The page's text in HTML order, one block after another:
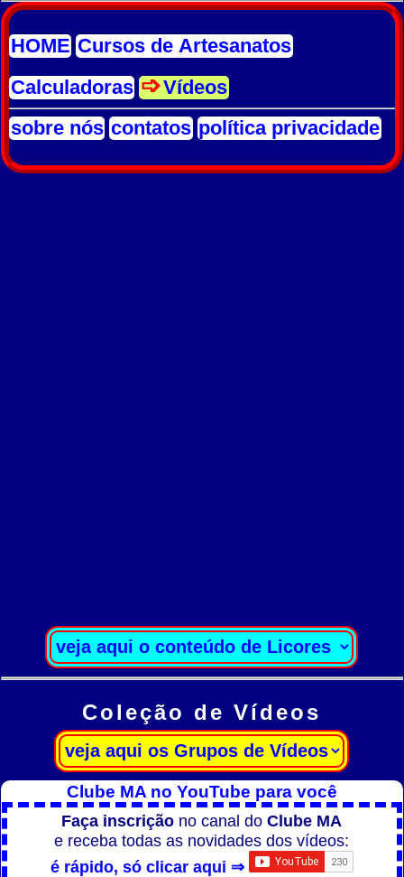
HOME Cursos de Artesanatos
Calculadoras
Vídeos
sobre nós contatos política privacidade
Coleção de Vídeos
Clube MA no YouTube para você
Faça inscrição no canal doClube MA
e receba todas as novidades dos vídeos:
é rápido, só clicar aqui ⇒